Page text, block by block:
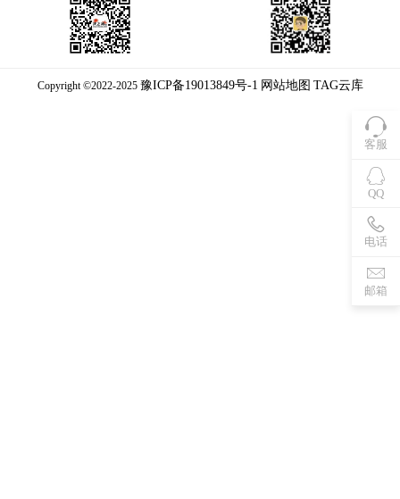
客服
QQ
电话
邮箱
Copyright ©2022-2025 豫ICP备19013849号-1 网站地图 TAG云库